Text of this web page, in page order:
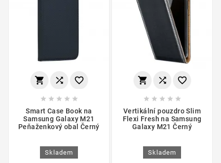
  
    
Smart Case Book na
Samsung Galaxy M21
Peňaženkový obal Černý
Skladem
  
    
Vertikální pouzdro Slim
Flexi Fresh na Samsung
Galaxy M21 Černý
Skladem